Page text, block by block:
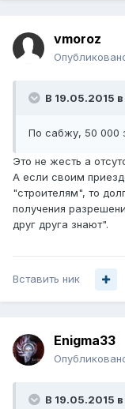
vmoroz
В 19.05.2015
По сабжу, 50 000
Это не жесть а
А если своим
"строителям", то
получения
друг друга знают".
Вставить ник
Enigma33
В 19.05.2015 в